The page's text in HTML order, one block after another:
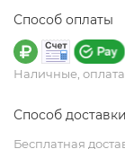
Способ оплаты
Наличные, оплата
Способ доставки
Бесплатная